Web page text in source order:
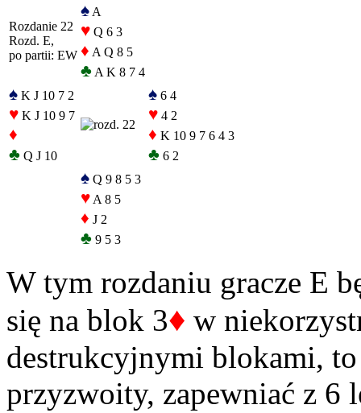
Rozdanie 22
Rozd. E,
po partii: EW
♠ A
♥ Q 6 3
♦ A Q 8 5
♣ A K 8 7 4
♠ K J 10 7 2
♥ K J 10 9 7
♦
♣ Q J 10
♠ 6 4
♥ 4 2
♦ K 10 9 7 6 4 3
♣ 6 2
♠ Q 9 8 5 3
♥ A 8 5
♦ J 2
♣ 9 5 3
W tym rozdaniu gracze E
się na blok 3♦ w
destrukcyjnymi blokami,
przyzwoity, zapewniać z 6